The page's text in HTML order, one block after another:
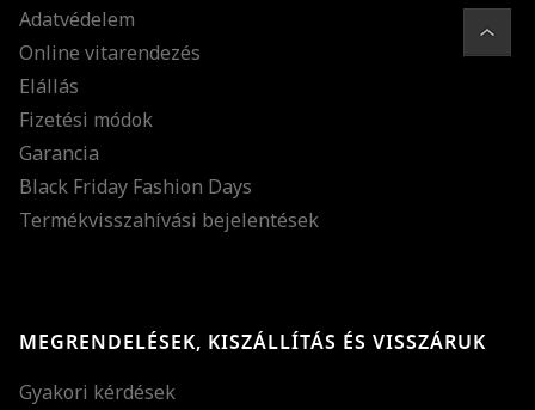
Adatvédelem
Online vitarendezés
Elállás
Fizetési módok
Garancia
Black Friday Fashion Days
Termékvisszahívási bejelentések
MEGRENDELÉSEK, KISZÁLLÍTÁS ÉS VISSZÁRUK
Gyakori kérdések